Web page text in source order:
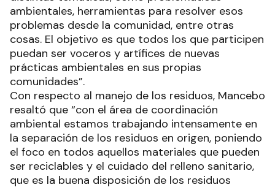
ambientales, herramientas para resolver esos
problemas desde la comunidad, entre otras
cosas. El objetivo es que todos los que participen
puedan ser voceros y artífices de nuevas
prácticas ambientales en sus propias
comunidades”.
Con respecto al manejo de los residuos, Mancebo
resaltó que “con el área de coordinación
ambiental estamos trabajando intensamente en
la separación de los residuos en origen, poniendo
el foco en todos aquellos materiales que pueden
ser reciclables y el cuidado del relleno sanitario,
que es la buena disposición de los residuos